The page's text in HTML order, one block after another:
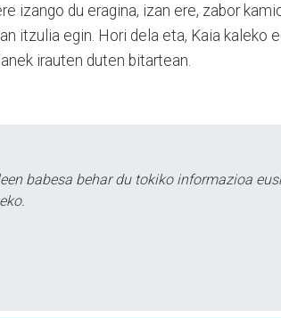
izango du eragina, izan ere, zabor
itzulia egin. Hori dela eta, Kaia kaleko
irauten duten bitartean.
babesa behar du tokiko informazioa